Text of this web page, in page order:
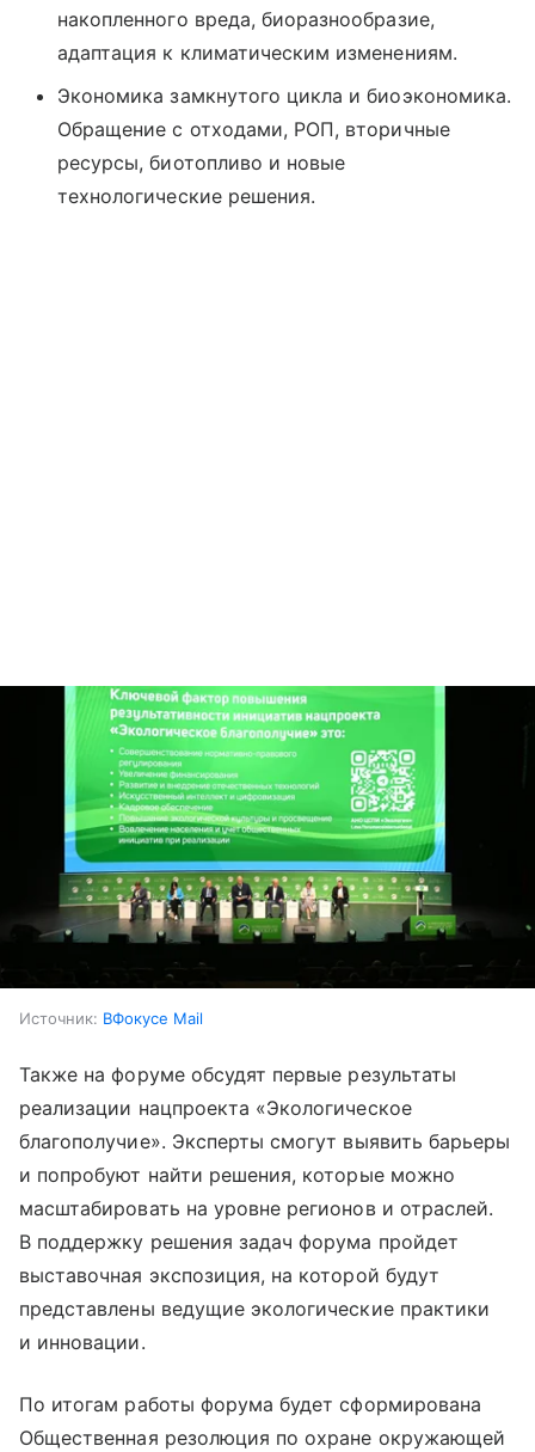
накопленного вреда, биоразнообразие,
адаптация к климатическим изменениям.
Экономика замкнутого цикла и биоэкономика.
Обращение с отходами, РОП, вторичные
ресурсы, биотопливо и новые
технологические решения.
Источник: ВФокусе Mail
Также на форуме обсудят первые результаты
реализации нацпроекта «Экологическое
благополучие». Эксперты смогут выявить барьеры
и попробуют найти решения, которые можно
масштабировать на уровне регионов и отраслей.
В поддержку решения задач форума пройдет
выставочная экспозиция, на которой будут
представлены ведущие экологические практики
и инновации.
По итогам работы форума будет сформирована
Общественная резолюция по охране окружающей